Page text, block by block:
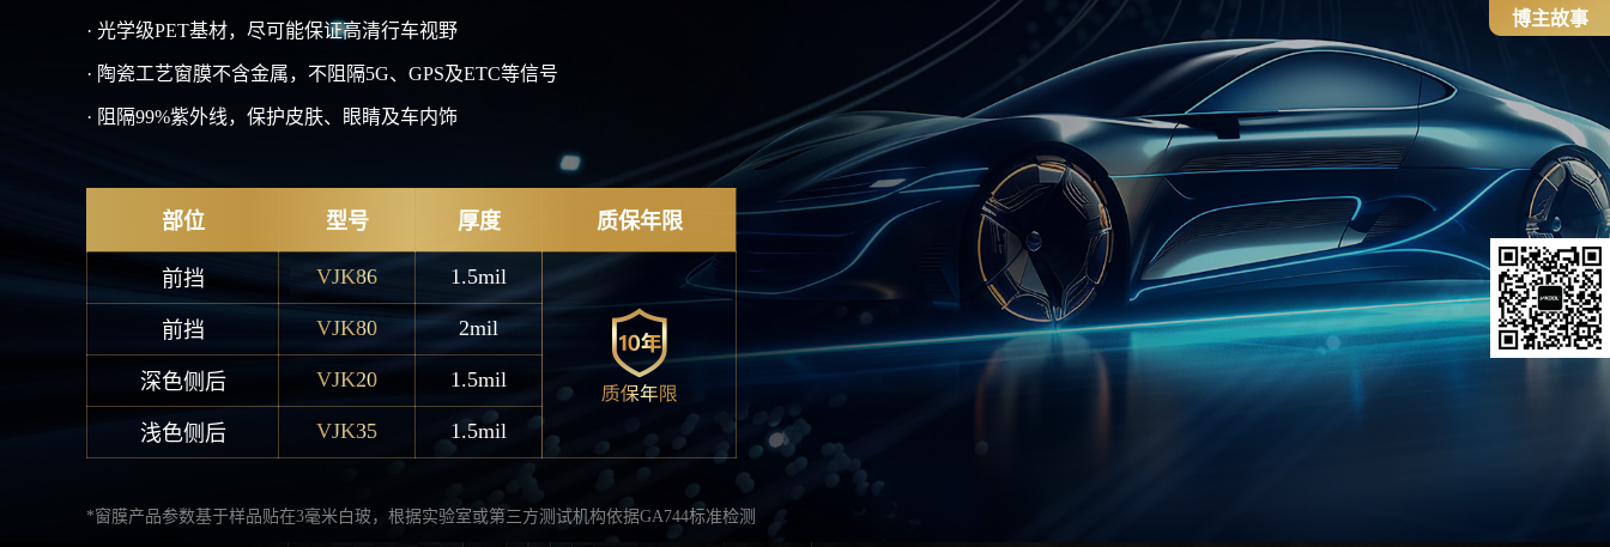
· 光学级PET基材，尽可能保证高清行车视野
· 陶瓷工艺窗膜不含金属，不阻隔5G、GPS及ETC等信号
· 阻隔99%紫外线，保护皮肤、眼睛及车内饰
部位 型号 厚度 质保年限
前挡 VJK86 1.5mil
前挡 VJK80 2mil
深色侧后 VJK20 1.5mil
浅色侧后 VJK35 1.5mil
*窗膜产品参数基于样品贴在3毫米白玻，根据实验室或第三方测试机构依据GA744标准检测
博主故事